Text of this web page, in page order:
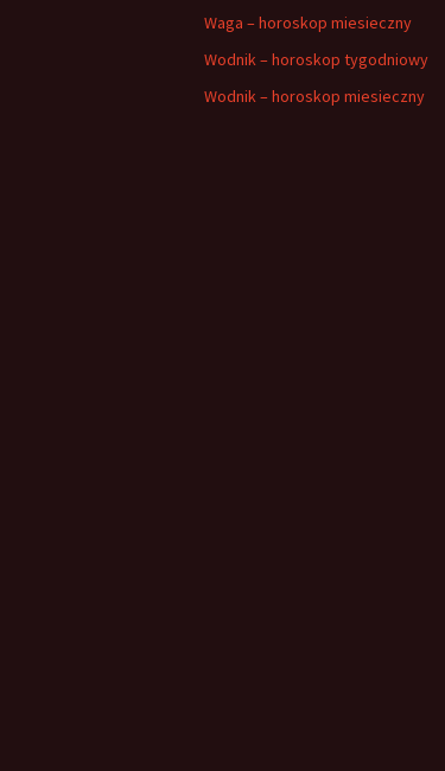
Waga – horoskop miesieczny
Wodnik – horoskop tygodniowy
Wodnik – horoskop miesieczny